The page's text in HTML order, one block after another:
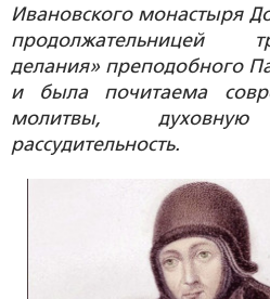
Ивановского монастыря
продолжательницей
делания» преподобного
и была почитаема
молитвы,
рассудительность.